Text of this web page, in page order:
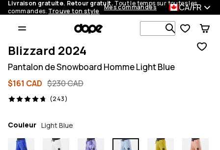
Livraison gratuite. Retour gratuit. Tout le temps sur toutes les
commandes. Trouve ton style Mes commandes CA/FR
Recherche
Blizzard 2024
Pantalon de Snowboard Homme Light Blue
$161 CAD $230 CAD
(243)
243 avis, 4.7/5
Couleur Light Blue